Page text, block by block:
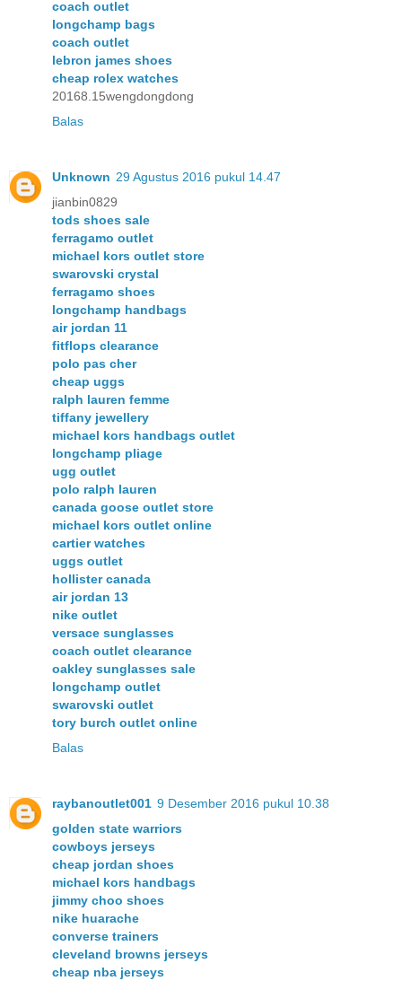
coach outlet
longchamp bags
coach outlet
lebron james shoes
cheap rolex watches
20168.15wengdongdong
Balas
Unknown 29 Agustus 2016 pukul 14.47
jianbin0829
tods shoes sale
ferragamo outlet
michael kors outlet store
swarovski crystal
ferragamo shoes
longchamp handbags
air jordan 11
fitflops clearance
polo pas cher
cheap uggs
ralph lauren femme
tiffany jewellery
michael kors handbags outlet
longchamp pliage
ugg outlet
polo ralph lauren
canada goose outlet store
michael kors outlet online
cartier watches
uggs outlet
hollister canada
air jordan 13
nike outlet
versace sunglasses
coach outlet clearance
oakley sunglasses sale
longchamp outlet
swarovski outlet
tory burch outlet online
Balas
raybanoutlet001 9 Desember 2016 pukul 10.38
golden state warriors
cowboys jerseys
cheap jordan shoes
michael kors handbags
jimmy choo shoes
nike huarache
converse trainers
cleveland browns jerseys
cheap nba jerseys